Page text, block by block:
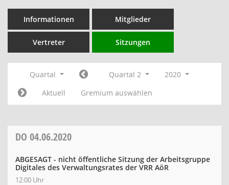
Informationen Mitglieder
Vertreter Sitzungen
Quartal Quartal 2
2020
Aktuell
Gremium auswählen
DO 04.06.2020
ABGESAGT - nicht öffentliche Sitzung der Arbeitsgruppe
Digitales des Verwaltungsrates der VRR AöR
12:00 Uhr